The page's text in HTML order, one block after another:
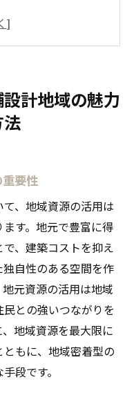
ン要素とは
シップ構築
安城市の地域性を
ポイント
ンの具体例
テリア選び
カライズ化
ジェクト事例
選定
舗運営を実現する
イント
計地域の魅力
要性
、地域資源の活用は
す。地元で豊富に得
、建築コストを抑え
自性のある空間を作
元資源の活用は地域
との強いつながりを
地域資源を最大限に
もに、地域密着型の
段です。